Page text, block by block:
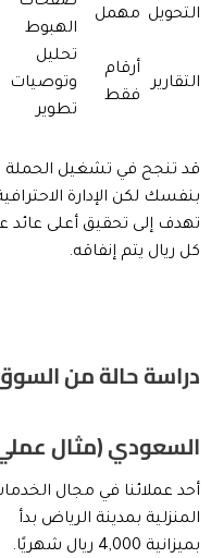
التحويل مهمل
الهبوط
التقارير
أرقام
فقط
تحليل
وتوصيات
تطوير
قد تنجح في تشغيل الحملة
بنفسك لكن الإدارة
تهدف إلى تحقيق أعلى عائد
كل ريال يتم إنفاقه.
دراسة حالة من
السعودي (مثال
أحد عملائنا في مجال
المنزلية بمدينة الرياض بدأ
بميزانية 4,000 ريال شهريًا.